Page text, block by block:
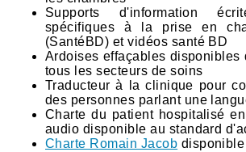
Supports d'information
spécifiques à la prise en
(SantéBD) et vidéos santé BD
Ardoises effaçables disponibles
tous les secteurs de soins
Traducteur à la clinique pour
des personnes parlant une
Charte du patient hospitalisé
audio disponible au standard
Charte Romain Jacob disponible